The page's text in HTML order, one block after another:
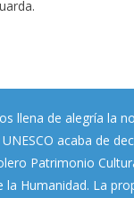
llena de alegría la
acaba de
Patrimonio
la Humanidad. La